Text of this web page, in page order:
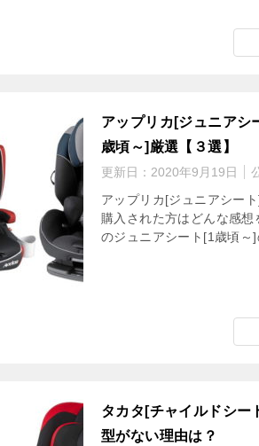
アップリカ[ジュニアシ
歳頃～]厳選【３選】
更新日： 2020年9月19日
アップリカ[ジュニアシー
購入された方はどんな感
のジュニアシート[1歳頃
タカタ[チャイルドシー
型がない理由は？